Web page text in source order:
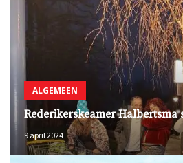
ALGEMEEN
Rederikerskeamer Halbertsma
9 april 2024